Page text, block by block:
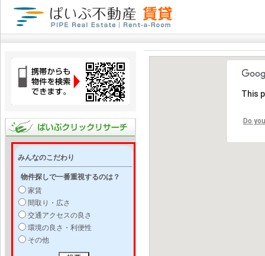
みんなのこだわり
物件探しで一番重視するのは？
家賃
間取り・広さ
交通アクセスの良さ
環境の良さ・利便性
その他
This
Do